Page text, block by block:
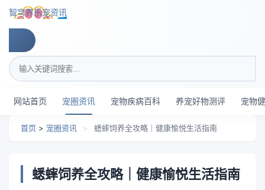
跳转到主要内容
智穹界乐宠资讯
搜索关键词
网站首页 宠圈资讯 宠物疾病百科 养宠好物测评 宠物
首页 > 宠圈资讯 > 蟋蟀饲养全攻略｜健康愉悦生活指南
蟋蟀饲养全攻略｜健康愉悦生活指南